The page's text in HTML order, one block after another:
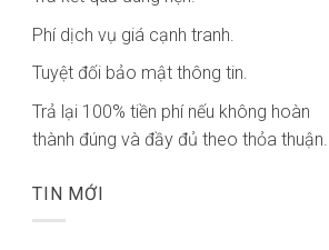
Phí dịch vụ giá cạnh tranh.
Tuyệt đối bảo mật thông tin.
Trả lại 100% tiền phí nếu không hoàn
thành đúng và đầy đủ theo thỏa thuận.
TIN MỚI